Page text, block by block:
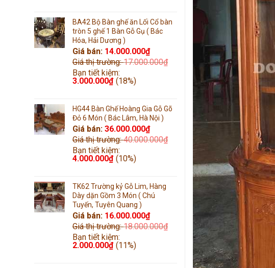
BA42 Bộ Bàn ghế ăn Lối Cổ bàn
tròn 5 ghế 1 Bàn Gỗ Gụ ( Bác
Hóa, Hải Dương )
Giá bán: 14.000.000₫
Giá thị trường:17.000.000₫
Bạn tiết kiệm:
3.000.000₫ (18%)
HG44 Bàn Ghế Hoàng Gia Gỗ Gõ
Đỏ 6 Món ( Bác Lâm, Hà Nội )
Giá bán: 36.000.000₫
Giá thị trường:40.000.000₫
Bạn tiết kiệm:
4.000.000₫ (10%)
TK62 Trường kỷ Gỗ Lim, Hàng
Dày dặn Gồm 3 Món ( Chú
Tuyến, Tuyên Quang )
Giá bán: 16.000.000₫
Giá thị trường:18.000.000₫
Bạn tiết kiệm:
2.000.000₫ (11%)